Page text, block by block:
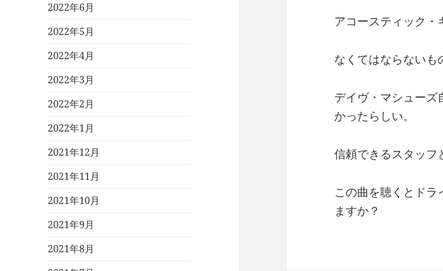
2022年6月
2022年5月
2022年4月
2022年3月
2022年2月
2022年1月
2021年12月
2021年11月
2021年10月
2021年9月
2021年8月
アコースティック・
なくてはならないも
デイヴ・マシューズ
かったらしい。
信頼できるスタッフ
この曲を聴くとドラ
ますか？